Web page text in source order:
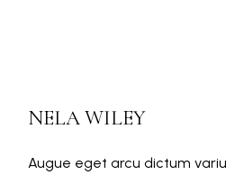
NELA WILEY
Augue eget arcu dictum